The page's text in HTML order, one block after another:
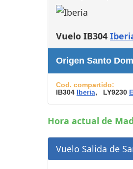
Vuelo IB304
Origen Santo
Cod. compartido:
IB304 Iberia, LY9230
Hora actual de
Vuelo Salida de